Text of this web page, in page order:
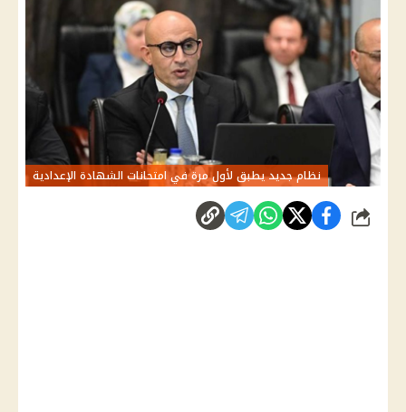
نظام جديد يطبق لأول مرة في امتحانات الشهادة الإعدادية
شارك